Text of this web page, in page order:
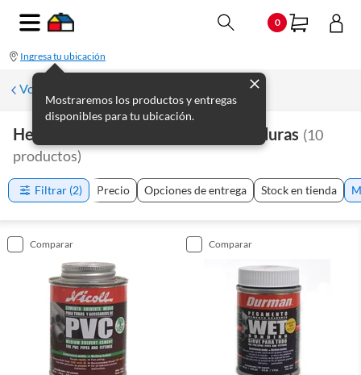
0
Ingresa tu ubicación
Mostraremos los productos y entregas
disponibles para tu ubicación.
Volver a Plomería
Herramientas De Plomería Y Soldaduras (10
productos)
Filtrar (2) Precio Opciones de entrega Stock en tienda
comparar comparar